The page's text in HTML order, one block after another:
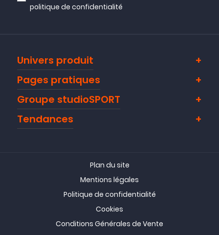
politique de confidentialité
Univers produit
Pages pratiques
Groupe studioSPORT
Tendances
Plan du site
Mentions légales
Politique de confidentialité
Cookies
Conditions Générales de Vente